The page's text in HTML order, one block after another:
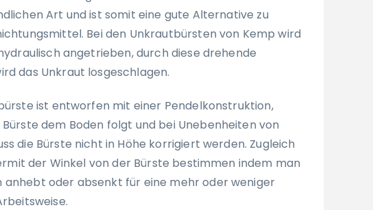
Art und ist somit eine gute Alternative zu
Bei den Unkrautbürsten von Kemp wird
angetrieben, durch diese drehende
das Unkraut losgeschlagen.
ist entworfen mit einer Pendelkonstruktion,
dem Boden folgt und bei Unebenheiten von
die Bürste nicht in Höhe korrigiert werden. Zugleich
der Winkel von der Bürste bestimmen indem man
anhebt oder absenkt für eine mehr oder weniger